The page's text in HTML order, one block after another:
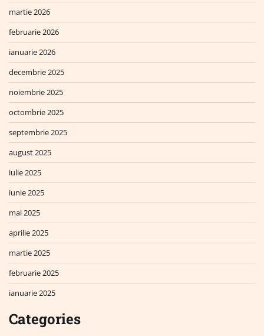
martie 2026
februarie 2026
ianuarie 2026
decembrie 2025
noiembrie 2025
octombrie 2025
septembrie 2025
august 2025
iulie 2025
iunie 2025
mai 2025
aprilie 2025
martie 2025
februarie 2025
ianuarie 2025
Categories